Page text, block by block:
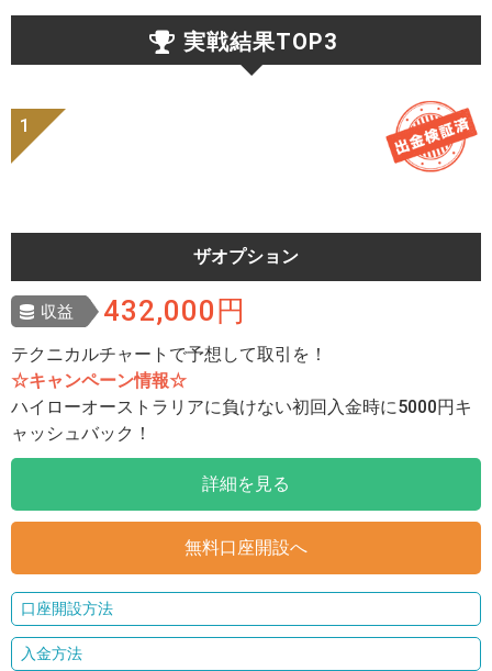
実戦結果TOP3
ザオプション
収益 432,000円
テクニカルチャートで予想して取引を！
☆キャンペーン情報☆
ハイローオーストラリアに負けない初回入金時に5000円キ
ャッシュバック！
詳細を見る
無料口座開設へ
口座開設方法
入金方法